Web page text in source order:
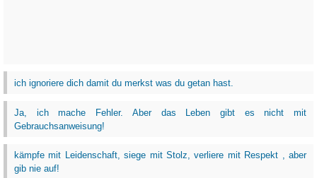
ich ignoriere dich damit du merkst was du getan hast.
Ja, ich mache Fehler. Aber das Leben gibt es nicht mit
Gebrauchsanweisung!
kämpfe mit Leidenschaft, siege mit Stolz, verliere mit Respekt , aber
gib nie auf!